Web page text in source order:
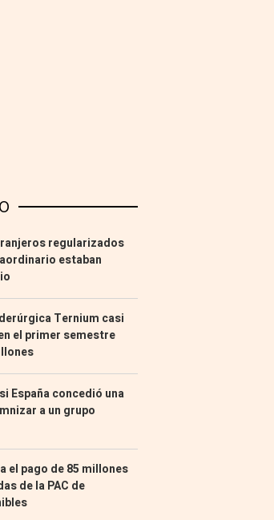
regularizados
estaban
Ternium casi
el primer semestre
España concedió una
a un grupo
el pago de 85 millones
de la PAC de